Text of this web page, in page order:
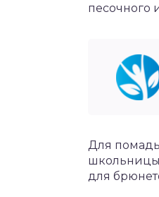
песочного
Для
школьницы
для